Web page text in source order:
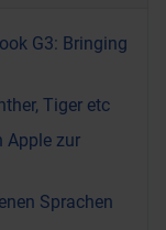
G3: Bringing
Tiger etc
Apple zur
Sprachen